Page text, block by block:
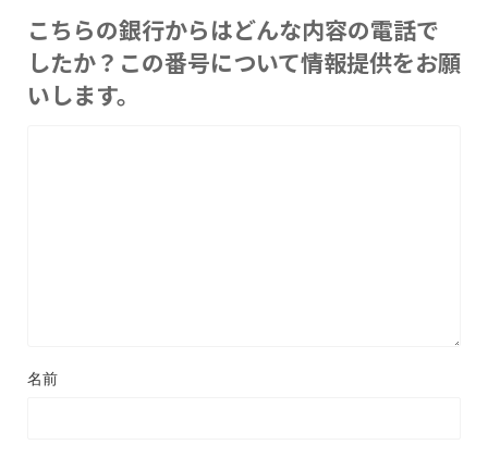
こちらの銀行からはどんな内容の電話で
したか？この番号について情報提供をお願
いします。
名前